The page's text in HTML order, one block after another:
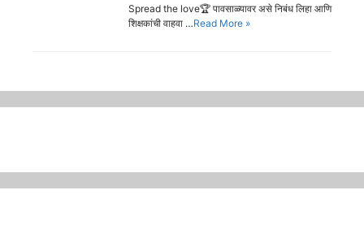
Spread the love🏆 पावसाळ्यावर असे निबंध लिहा आणि
शिक्षकांची वाहवा …Read More »